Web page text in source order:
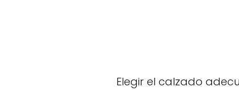
Elegir el calzado